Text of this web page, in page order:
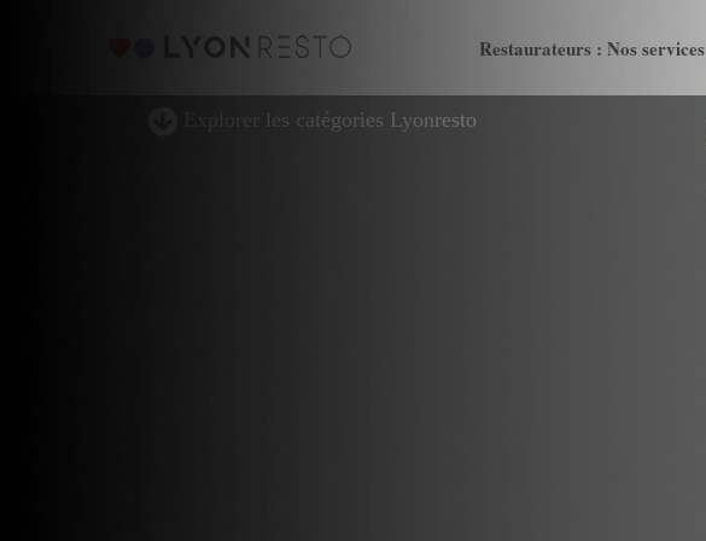
Restaurateurs : Nos services
Explorer les catégories Lyonresto